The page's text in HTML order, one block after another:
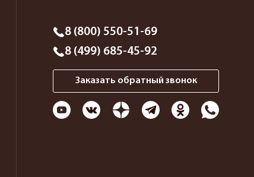
8 (800) 550-51-69
8 (499) 685-45-92
Заказать обратный звонок